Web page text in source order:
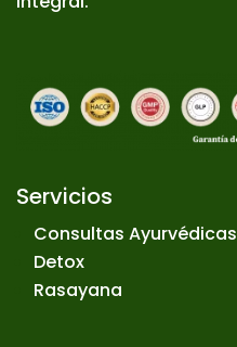
Servicios
Consultas Ayurvédicas
Detox
Rasayana